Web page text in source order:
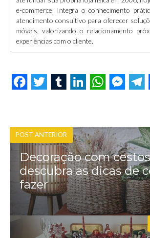
e-commerce. Integra o conhecimento
atendimento consultivo para oferecer
móveis, valorizando o relacionamento
experiências com o cliente.
c
e
i
t
t
e
r
m
b
l
r
n
k
e
d
I
n
a
t
s
A
p
p
s
s
e
n
g
e
r
l
e
g
r
a
m
POST ANTERIOR
Decoração com
descubra as dicas de
fazer